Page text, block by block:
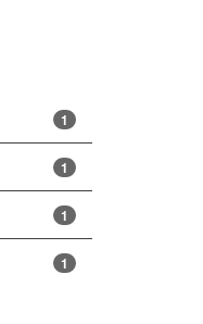
1
1
1
1